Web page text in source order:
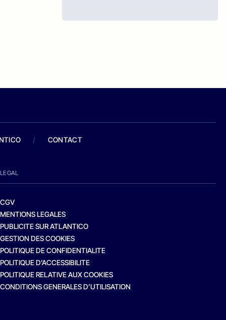
/ CONTACT
LEGAL
CGV
MENTIONS LEGALES
PUBLICITE SUR ATLANTICO
GESTION DES COOKIES
POLITIQUE DE CONFIDENTIALITE
POLITIQUE D’ACCESSIBILITE
POLITIQUE RELATIVE AUX COOKIES
CONDITIONS GENERALES D’UTILISATION